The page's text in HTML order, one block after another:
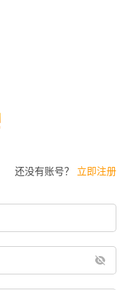
还没有账号？ 立即注册